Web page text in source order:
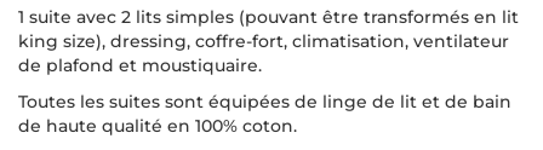
1 suite avec 2 lits simples (pouvant être transformés en lit
king size), dressing, coffre-fort, climatisation, ventilateur
de plafond et moustiquaire.
Toutes les suites sont équipées de linge de lit et de bain
de haute qualité en 100% coton.